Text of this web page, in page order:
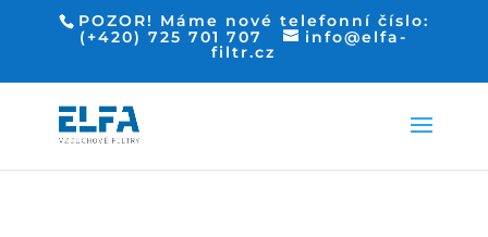
POZOR! Máme nové telefonní číslo:
(+420) 725 701 707
info@elfa-
filtr.cz